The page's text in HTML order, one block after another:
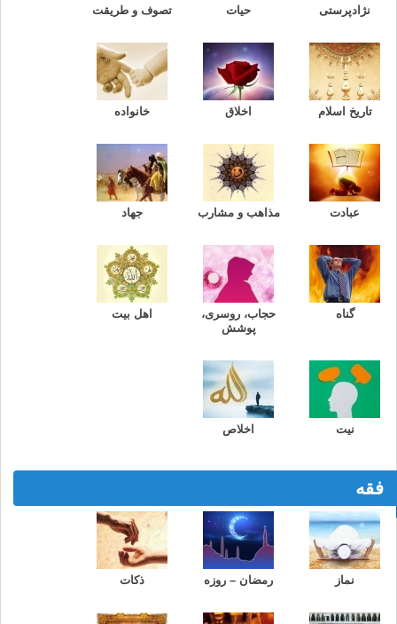
نژادپرستی حیات تصوف و طریقت
تاریخ اسلام اخلاق خانواده
عبادت مذاهب و مشارب جهاد
گناه
حجاب، روسری،
پوشش
اهل بیت
نیت اخلاص
فقه
نماز رمضان – روزه ذکات